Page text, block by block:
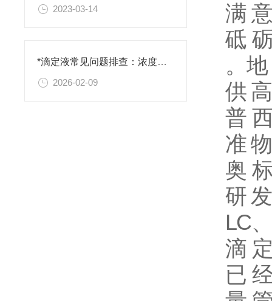
2023-03-14
*滴定液常见问题排查：浓度不准、终点判断失误的原因与对策
2026-02-09
满
砥
。
供
普
准物
奥
研 发
LC
滴
已